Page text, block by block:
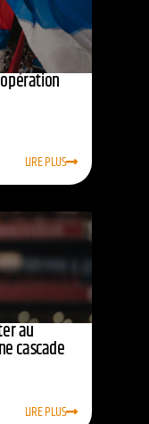
LIRE PLUS
au
cascade
LIRE PLUS